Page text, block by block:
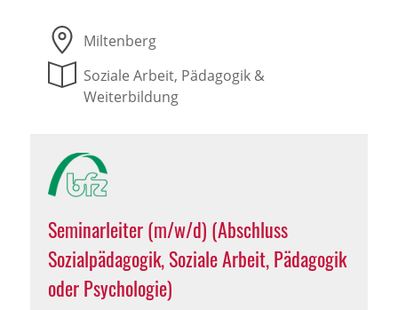
Miltenberg
Soziale Arbeit, Pädagogik &
Weiterbildung
Seminarleiter (m/w/d) (Abschluss
Sozialpädagogik, Soziale Arbeit, Pädagogik
oder Psychologie)